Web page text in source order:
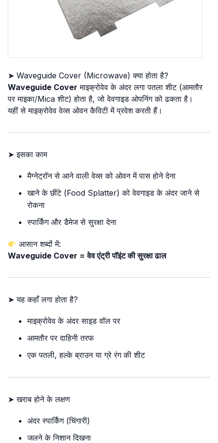
➤ Waveguide Cover (Microwave) क्या होता है?
Waveguide Cover माइक्रोवेव के अंदर लगा पतला शीट (आमतौर
पर माइका/Mica शीट) होता है, जो वेवगाइड ओपनिंग को ढकता है।
यहीं से माइक्रोवेव वेव्स ओवन कैविटी में प्रवेश करती हैं।
➤ इसका काम
मैग्नेट्रॉन से आने वाली वेव्स को ओवन में पास होने देना
खाने के छींटे (Food Splatter) को वेवगाइड के अंदर जाने से
रोकना
स्पार्किंग और डैमेज से सुरक्षा देना
आसान शब्दों में:
Waveguide Cover = वेव एंट्री पॉइंट की सुरक्षा ढाल
➤ यह कहाँ लगा होता है?
माइक्रोवेव के अंदर साइड वॉल पर
आमतौर पर दाहिनी तरफ
एक पतली, हल्के ब्राउन या ग्रे रंग की शीट
➤ खराब होने के लक्षण
अंदर स्पार्किंग (चिंगारी)
जलने के निशान दिखना